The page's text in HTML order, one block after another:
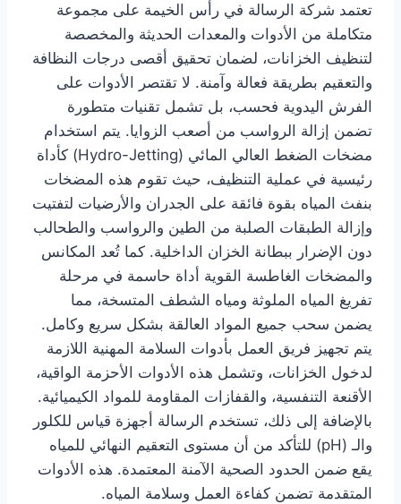
تعتمد شركة الرسالة في رأس الخيمة على مجموعة
متكاملة من الأدوات والمعدات الحديثة والمخصصة
لتنظيف الخزانات، لضمان تحقيق أقصى درجات النظافة
والتعقيم بطريقة فعالة وآمنة. لا تقتصر الأدوات على
الفرش اليدوية فحسب، بل تشمل تقنيات متطورة
تضمن إزالة الرواسب من أصعب الزوايا. يتم استخدام
مضخات الضغط العالي المائي (Hydro-Jetting) كأداة
رئيسية في عملية التنظيف، حيث تقوم هذه المضخات
بنفث المياه بقوة فائقة على الجدران والأرضيات لتفتيت
وإزالة الطبقات الصلبة من الطين والرواسب والطحالب
دون الإضرار ببطانة الخزان الداخلية. كما تُعد المكانس
والمضخات الغاطسة القوية أداة حاسمة في مرحلة
تفريغ المياه الملوثة ومياه الشطف المتسخة، مما
يضمن سحب جميع المواد العالقة بشكل سريع وكامل.
يتم تجهيز فريق العمل بأدوات السلامة المهنية اللازمة
لدخول الخزانات، وتشمل هذه الأدوات الأحزمة الواقية،
الأقنعة التنفسية، والقفازات المقاومة للمواد الكيميائية.
بالإضافة إلى ذلك، تستخدم الرسالة أجهزة قياس للكلور
والـ (pH) للتأكد من أن مستوى التعقيم النهائي للمياه
يقع ضمن الحدود الصحية الآمنة المعتمدة. هذه الأدوات
المتقدمة تضمن كفاءة العمل وسلامة المياه.